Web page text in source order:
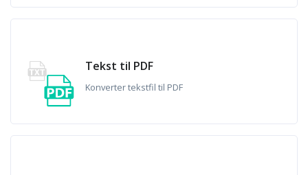
Tekst til PDF
Konverter tekstfil til PDF